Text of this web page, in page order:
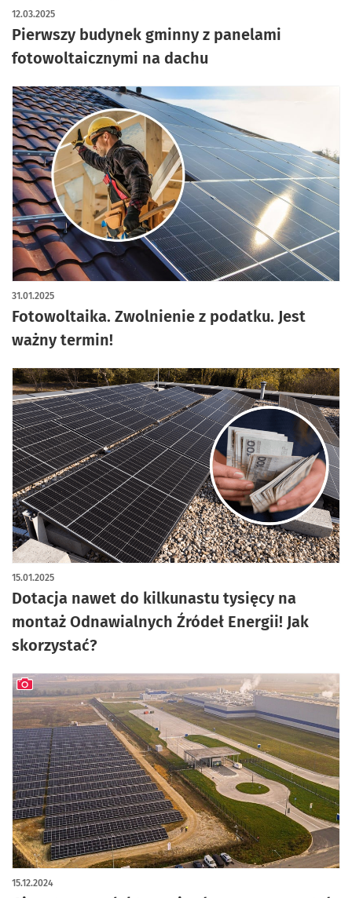
Pierwszy budynek gminny z panelami
fotowoltaicznymi na dachu
12.03.2025
artykuł z galerią zdjęć
Fotowoltaika. Zwolnienie z podatku. Jest
ważny termin!
31.01.2025
Dotacja nawet do kilkunastu tysięcy na
montaż Odnawialnych Źródeł Energii! Jak
skorzystać?
15.01.2025
15.12.2024
artykuł z galerią zdjęć